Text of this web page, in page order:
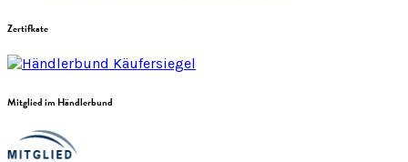
Zertifkate
Mitglied im Händlerbund